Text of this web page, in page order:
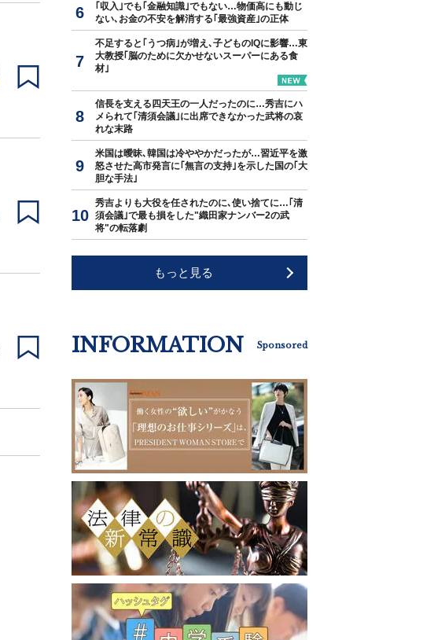
｢収入｣でも｢金融知識｣でもない…物価高にも動じ
ない､お金の不安を解消する｢最強資産｣の正体
不足すると｢うつ病｣が増え､子どものIQに影響…東
大教授｢脳のために欠かせないスーパーにある食
材｣
信長を支える四天王の一人だったのに…秀吉にハ
メられて｢清須会議｣に出席できなかった武将の哀
れな末路
米国は曖昧､韓国は冷ややかだったが…習近平を激
怒させた高市発言に｢無言の支持｣を示した国の｢大
胆な手法｣
秀吉よりも大役を任されたのに､使い捨てに…｢清
須会議｣で最も損をした"織田家ナンバー2の武
将"の転落劇
もっと見る
INFORMATION Sponsored